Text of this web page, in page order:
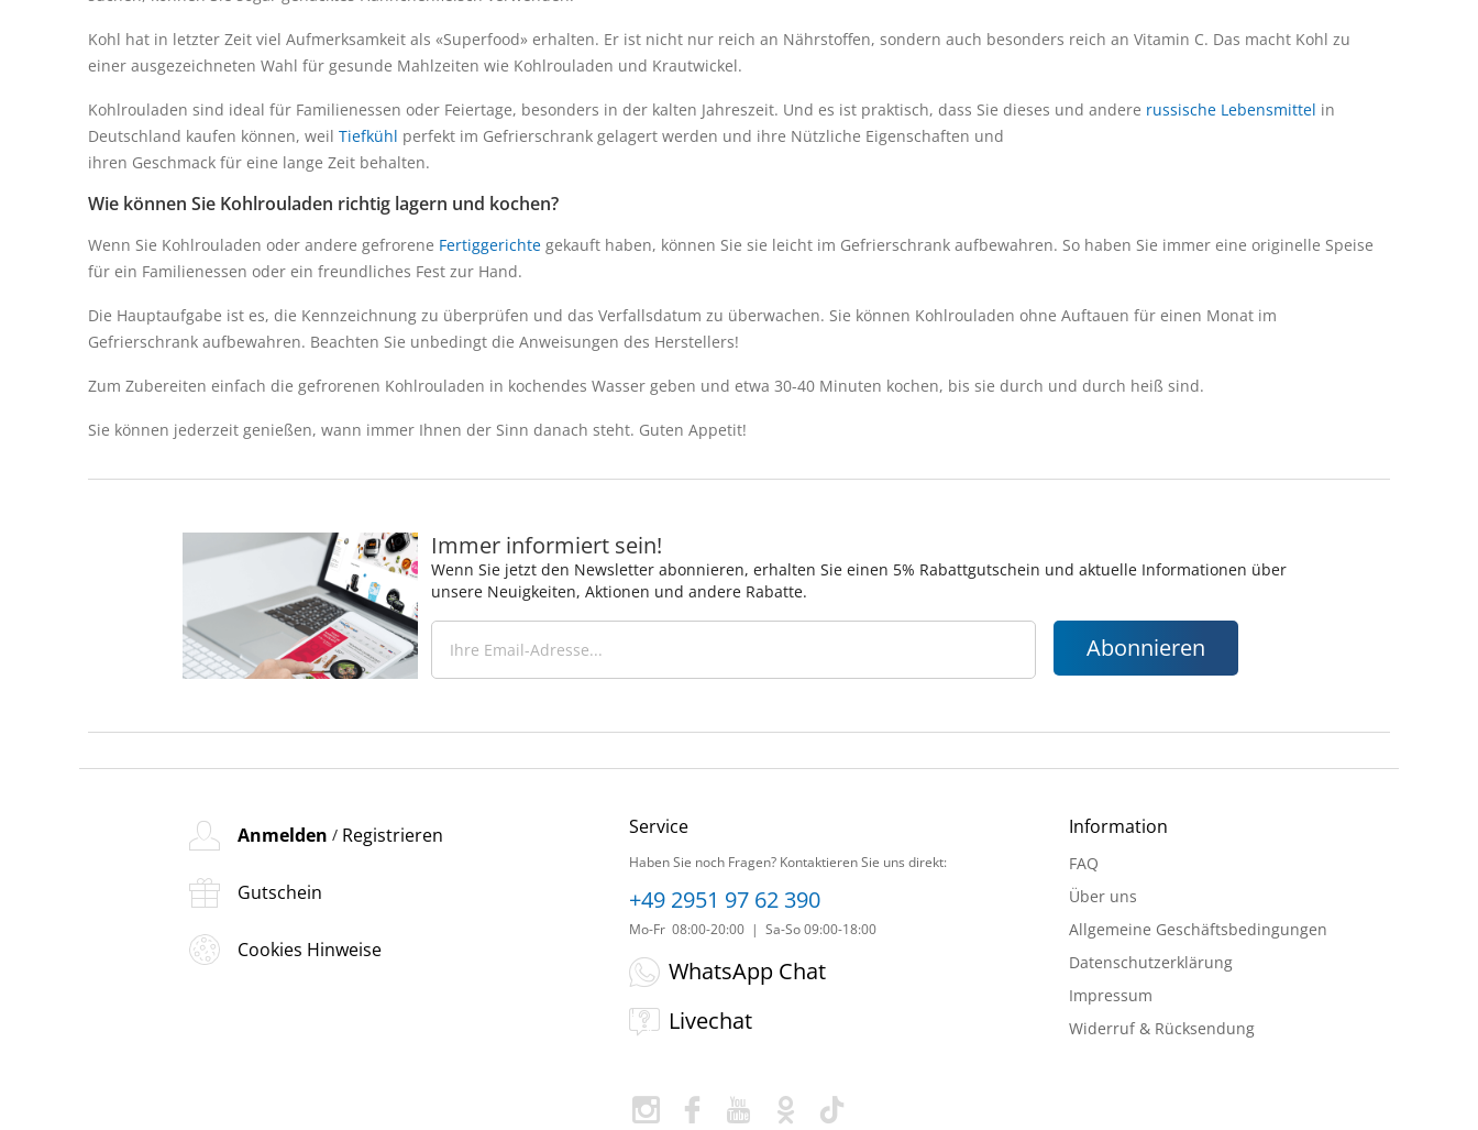
Kohl hat in letzter Zeit viel Aufmerksamkeit als «Superfood» erhalten. Er ist nicht nur reich an Nährstoffen, sondern auch besonders reich an Vitamin C. Das macht Kohl zu
einer ausgezeichneten Wahl für gesunde Mahlzeiten wie Kohlrouladen und Krautwickel.
Kohlrouladen sind ideal für Familienessen oder Feiertage, besonders in der kalten Jahreszeit. Und es ist praktisch, dass Sie dieses und andere russische Lebensmittel in
Deutschland kaufen können, weil Tiefkühl perfekt im Gefrierschrank gelagert werden und ihre Nützliche Eigenschaften und
ihren Geschmack für eine lange Zeit behalten.
Wie können Sie Kohlrouladen richtig lagern und kochen?
Wenn Sie Kohlrouladen oder andere gefrorene Fertiggerichte gekauft haben, können Sie sie leicht im Gefrierschrank aufbewahren. So haben Sie immer einе originelle Speise
für ein Familienessen oder ein freundliches Fest zur Hand.
Die Hauptaufgabe ist es, die Kennzeichnung zu überprüfen und das Verfallsdatum zu überwachen. Sie können Kohlrouladen ohne Auftauen für einen Monat im
Gefrierschrank aufbewahren. Beachten Sie unbedingt die Anweisungen des Herstellers!
Zum Zubereiten einfach die gefrorenen Kohlrouladen in kochendes Wasser geben und etwa 30-40 Minuten kochen, bis sie durch und durch heiß sind.
Sie können jederzeit genießen, wann immer Ihnen der Sinn danach steht. Guten Appetit!
Immer informiert sein!
Wenn Sie jetzt den Newsletter abonnieren, erhalten Sie einen 5% Rabattgutschein und aktuelle Informationen über
unsere Neuigkeiten, Aktionen und andere Rabatte.
Abonnieren
Anmelden / Registrieren
Gutschein
Cookies Hinweise
Service
Haben Sie noch Fragen? Kontaktieren Sie uns direkt:
+49 2951 97 62 390
Mo-Fr 08:00-20:00 | Sa-So 09:00-18:00
WhatsApp Chat
Livechat
Information
FAQ
Über uns
Allgemeine Geschäftsbedingungen
Datenschutzerklärung
Impressum
Widerruf & Rücksendung